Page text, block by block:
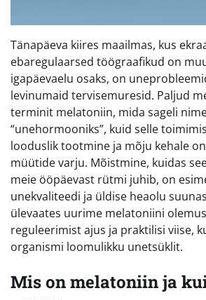
Tänapäeva kiires maailmas, kus
ebaregulaarsed töögraafikud on
igapäevaelu osaks, on
levinumaid tervisemuresid. Paljud
terminit melatoniin, mida sageli
“unehormooniks”, kuid selle
looduslik tootmine ja mõju kehale
müütide varju. Mõistmine, kuidas
meie ööpäevast rütmi juhib, on
unekvaliteedi ja üldise heaolu
ülevaates uurime melatoniini
reguleerimist ajus ja praktilisi viise,
organismi loomulikku unetsüklit.
Mis on melatoniin ja